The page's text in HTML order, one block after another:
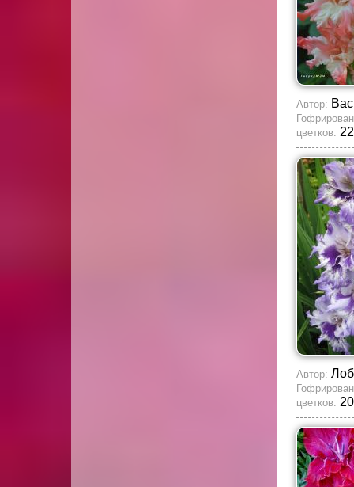
Автор:
цветков:
Автор:
цветков: